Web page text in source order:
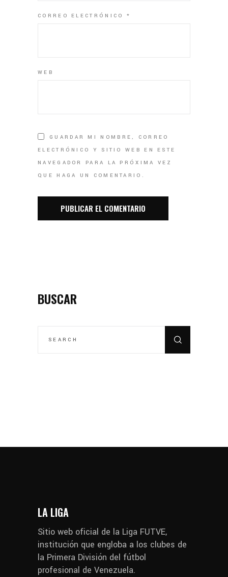
CORREO ELECTRÓNICO *
WEB
GUARDAR MI NOMBRE, CORREO
ELECTRÓNICO Y SITIO WEB EN ESTE
NAVEGADOR PARA LA PRÓXIMA VEZ
QUE HAGA UN COMENTARIO.
BUSCAR
LA LIGA
Sitio web oficial de la Liga FUTVE,
institución que engloba a los clubes de
la Primera División del fútbol
profesional de Venezuela.